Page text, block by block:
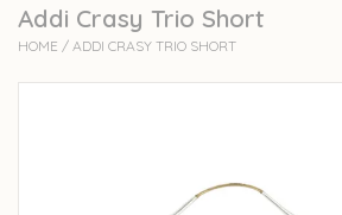
Accessoires
workshops
Addi Crasy Trio Short
HOME / ADDI CRASY TRIO SHORT